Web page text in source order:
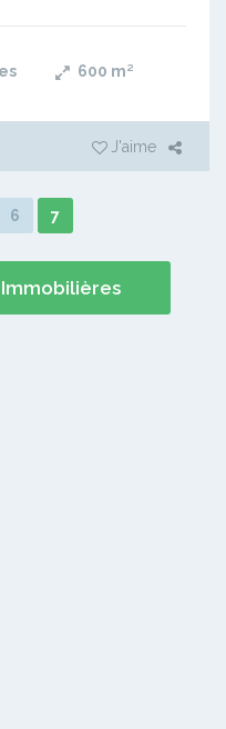
600 m²
J'aime
6 7